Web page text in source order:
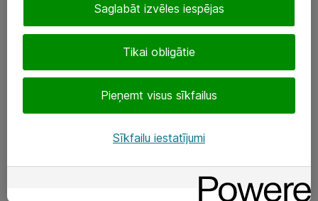
eShop@atea.lv
Sekojiet mums
Tikai obligātie
Pieņemt visus sīkfailus
Saglabāt izvēles iespējas
Sīkfailu iestatījumi